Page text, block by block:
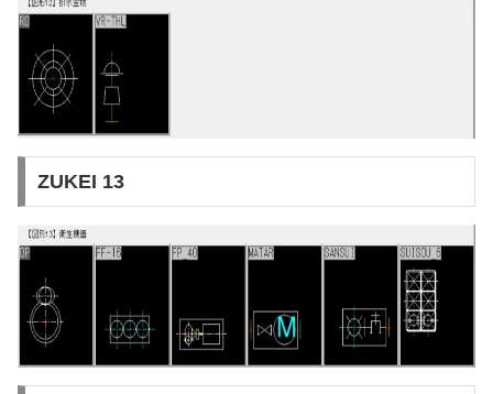
ZUKEI 13